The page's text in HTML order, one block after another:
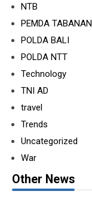
NTB
PEMDA TABANAN
POLDA BALI
POLDA NTT
Technology
TNI AD
travel
Trends
Uncategorized
War
Other News